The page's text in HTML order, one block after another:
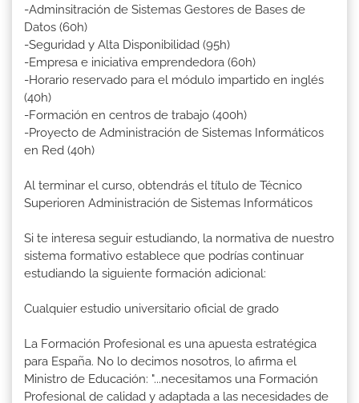
-Adminsitración de Sistemas Gestores de Bases de
Datos (60h)
-Seguridad y Alta Disponibilidad (95h)
-Empresa e iniciativa emprendedora (60h)
-Horario reservado para el módulo impartido en inglés
(40h)
-Formación en centros de trabajo (400h)
-Proyecto de Administración de Sistemas Informáticos
en Red (40h)
Al terminar el curso, obtendrás el título de Técnico
Superioren Administración de Sistemas Informáticos
Si te interesa seguir estudiando, la normativa de nuestro
sistema formativo establece que podrías continuar
estudiando la siguiente formación adicional:
Cualquier estudio universitario oficial de grado
La Formación Profesional es una apuesta estratégica
para España. No lo decimos nosotros, lo afirma el
Ministro de Educación: "...necesitamos una Formación
Profesional de calidad y adaptada a las necesidades de